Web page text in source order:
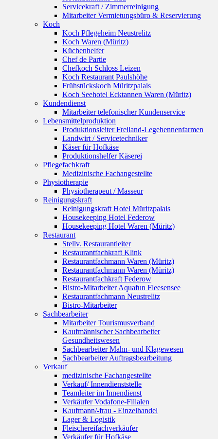
Servicekraft / Zimmerreinigung
Mitarbeiter Vermietungsbüro & Reservierung
Koch
Koch Pflegeheim Neustrelitz
Koch Waren (Müritz)
Küchenhelfer
Chef de Partie
Chefkoch Schloss Leizen
Koch Restaurant Paulshöhe
Frühstückskoch Müritzpalais
Koch Seehotel Ecktannen Waren (Müritz)
Kundendienst
Mitarbeiter telefonischer Kundenservice
Lebensmittelproduktion
Produktionsleiter Freiland-Legehennenfarmen
Landwirt / Servicetechniker
Käser für Hofkäse
Produktionshelfer Käserei
Pflegefachkraft
Medizinische Fachangestellte
Physiotherapie
Physiotherapeut / Masseur
Reinigungskraft
Reinigungskraft Hotel Müritzpalais
Housekeeping Hotel Federow
Housekeeping Hotel Waren (Müritz)
Restaurant
Stellv. Restaurantleiter
Restaurantfachkraft Klink
Restaurantfachmann Waren (Müritz)
Restaurantfachmann Waren (Müritz)
Restaurantfachkraft Federow
Bistro-Mitarbeiter Aquafun Fleesensee
Restaurantfachmann Neustrelitz
Bistro-Mitarbeiter
Sachbearbeiter
Mitarbeiter Tourismusverband
Kaufmännischer Sachbearbeiter
Gesundheitswesen
Sachbearbeiter Mahn- und Klagewesen
Sachbearbeiter Auftragsbearbeitung
Verkauf
medizinische Fachangestellte
Verkauf/ Innendienststelle
Teamleiter im Innendienst
Verkäufer Vodafone-Filialen
Kaufmann/-frau - Einzelhandel
Lager & Logistik
Fleischereifachverkäufer
Verkäufer für Hofkäse